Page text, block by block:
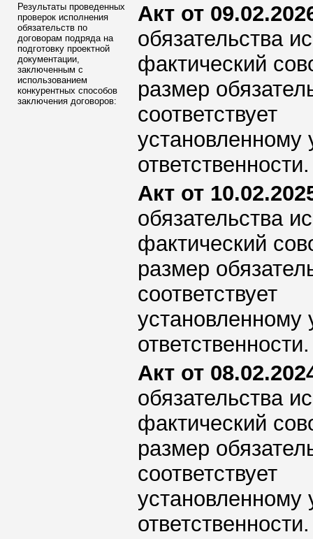
Результаты проведенных
проверок исполнения
обязательств по
договорам подряда на
подготовку проектной
документации,
заключенным с
использованием
конкурентных способов
заключения договоров:
Акт от
обязательства
фактический
размер
соответствует
установленному
ответственности.
Акт от
обязательства
фактический
размер
соответствует
установленному
ответственности.
Акт от
обязательства
фактический
размер
соответствует
установленному
ответственности.